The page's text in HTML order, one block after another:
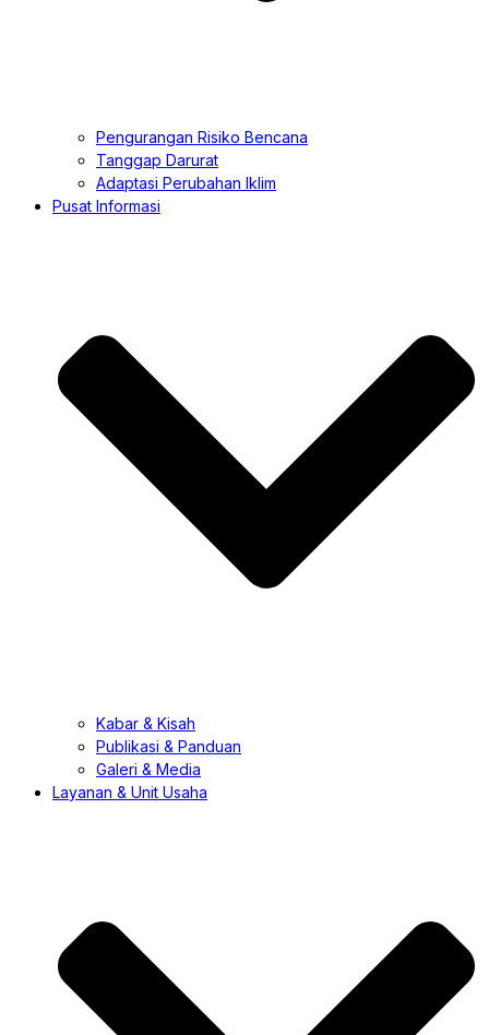
Pengurangan Risiko Bencana
Tanggap Darurat
Adaptasi Perubahan Iklim
Pusat Informasi
Kabar & Kisah
Publikasi & Panduan
Galeri & Media
Layanan & Unit Usaha